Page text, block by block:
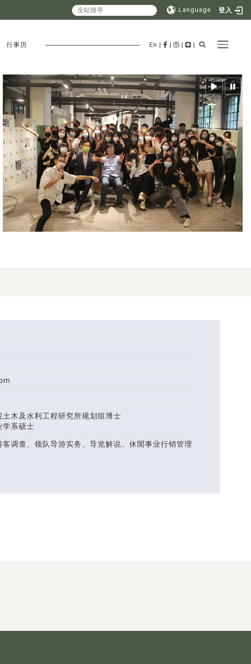
Language 登入
Toggle
行事历 En | | | |
木及水利工程研究所规划组博士
学系硕士
客调查、领队导游实务、导览解说、休閒事业行销管理